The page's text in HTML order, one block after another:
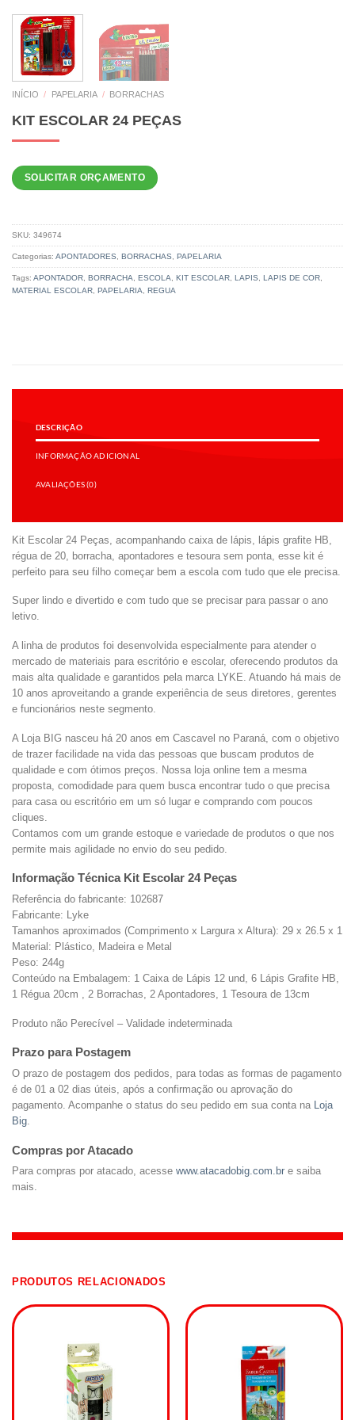
INÍCIO / PAPELARIA / BORRACHAS
KIT ESCOLAR 24 PEÇAS
SOLICITAR ORÇAMENTO
SKU: 349674
Categorias: APONTADORES BORRACHAS PAPELARIA
Tags: APONTADOR BORRACHA ESCOLA KIT ESCOLAR LAPIS LAPIS DE COR
MATERIAL ESCOLAR PAPELARIA REGUA
DESCRIÇÃO
INFORMAÇÃO ADICIONAL
AVALIAÇÕES (0)
Kit Escolar 24 Peças, acompanhando caixa de lápis, lápis grafite HB,
régua de 20, borracha, apontadores e tesoura sem ponta, esse kit é
perfeito para seu filho começar bem a escola com tudo que ele precisa.
Super lindo e divertido e com tudo que se precisar para passar o ano
letivo.
A linha de produtos foi desenvolvida especialmente para atender o
mercado de materiais para escritório e escolar, oferecendo produtos da
mais alta qualidade e garantidos pela marca LYKE. Atuando há mais de
10 anos aproveitando a grande experiência de seus diretores, gerentes
e funcionários neste segmento.
A Loja BIG nasceu há 20 anos em Cascavel no Paraná, com o objetivo
de trazer facilidade na vida das pessoas que buscam produtos de
qualidade e com ótimos preços. Nossa loja online tem a mesma
proposta, comodidade para quem busca encontrar tudo o que precisa
para casa ou escritório em um só lugar e comprando com poucos
cliques.
Contamos com um grande estoque e variedade de produtos o que nos
permite mais agilidade no envio do seu pedido.
Informação Técnica Kit Escolar 24 Peças
Referência do fabricante: 102687
Fabricante: Lyke
Tamanhos aproximados (Comprimento x Largura x Altura): 29 x 26.5 x 1
Material: Plástico, Madeira e Metal
Peso: 244g
Conteúdo na Embalagem: 1 Caixa de Lápis 12 und, 6 Lápis Grafite HB,
1 Régua 20cm , 2 Borrachas, 2 Apontadores, 1 Tesoura de 13cm
Produto não Perecível – Validade indeterminada
Prazo para Postagem
O prazo de postagem dos pedidos, para todas as formas de pagamento
é de 01 a 02 dias úteis, após a confirmação ou aprovação do
pagamento. Acompanhe o status do seu pedido em sua conta na
Loja
Big
Compras por Atacado
Para compras por atacado, acesse www.atacadobig.com.br e saiba
mais.
PRODUTOS RELACIONADOS